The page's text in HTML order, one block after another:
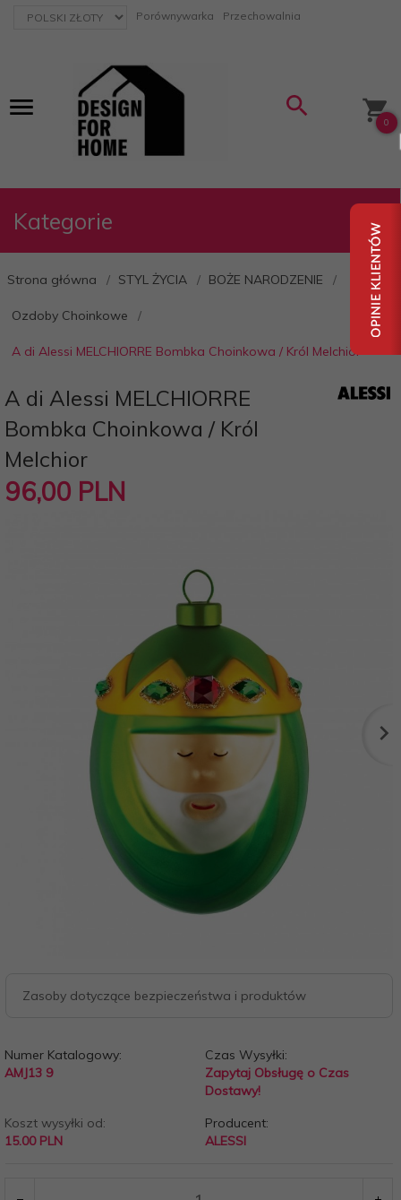
currency_h Porównywarka Przechowalnia
0
Kategorie
Strona główna STYL ŻYCIA BOŻE NARODZENIE
Ozdoby Choinkowe
A di Alessi MELCHIORRE Bombka Choinkowa / Król Melchior
A di Alessi MELCHIORRE
Bombka Choinkowa / Król
Melchior
96,00 PLN
Zasoby dotyczące bezpieczeństwa i produktów
Numer Katalogowy:
AMJ13 9
Czas Wysyłki:
Zapytaj Obsługę o Czas
Dostawy!
Koszt wysyłki od:
15.00 PLN
Producent:
ALESSI